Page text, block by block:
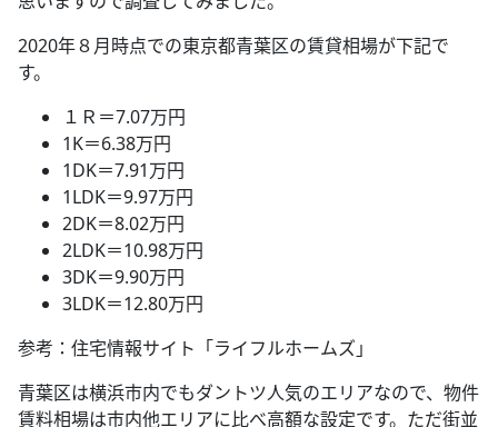
2020年８月時点での東京都青葉区の賃貸相場が下記で
す。
１Ｒ＝7.07万円
1K＝6.38万円
1DK＝7.91万円
1LDK＝9.97万円
2DK＝8.02万円
2LDK＝10.98万円
3DK＝9.90万円
3LDK＝12.80万円
参考：住宅情報サイト「ライフルホームズ」
青葉区は横浜市内でもダントツ人気のエリアなので、物件
賃料相場は市内他エリアに比べ高額な設定です。ただ街並